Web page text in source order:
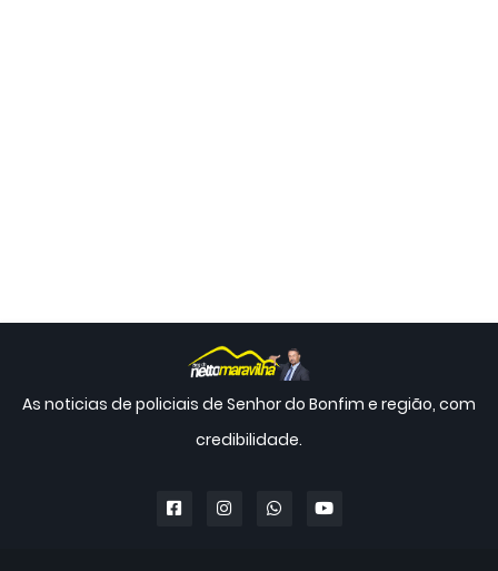
As noticias de policiais de Senhor do Bonfim e região, com
credibilidade.